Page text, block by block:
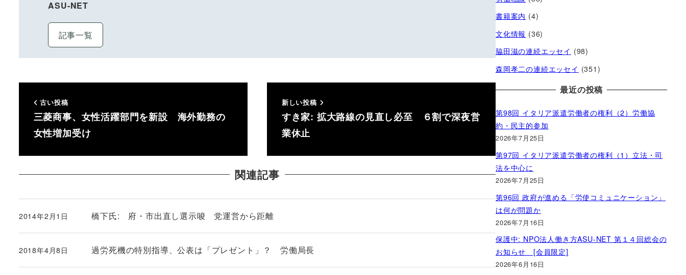
ASU-NET
記事一覧
古い投稿
三菱商事、女性活躍部門を新設 海外勤務の
女性増加受け
新しい投稿
すき家: 拡大路線の見直し必至 ６割で深夜営
業休止
関連記事
橋下氏: 府・市出直し選示唆 党運営から距離
投稿日
2014年2月1日
過労死機の特別指導、公表は「プレゼント」？ 労働局長
投稿日
2018年4月8日
書籍案内 (4)
文化情報 (36)
脇田滋の連続エッセイ (98)
森岡孝二の連続エッセイ (351)
最近の投稿
第98回 イタリア派遣労働者の権利（2）労働協
約・民主的参加
2026年7月25日
第97回 イタリア派遣労働者の権利（1）立法・司
法を中心に
2026年7月25日
第96回 政府が進める「労使コミュニケーション」
は何が問題か
2026年7月16日
保護中: NPO法人働き方ASU-NET 第１４回総会の
お知らせ [会員限定]
2026年6月16日